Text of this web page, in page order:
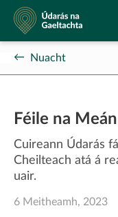
Údarás
na
Gaeltachta
Nuacht
Féile na
Cuireann Údarás
Cheilteach atá á
uair.
6 Meitheamh, 2023